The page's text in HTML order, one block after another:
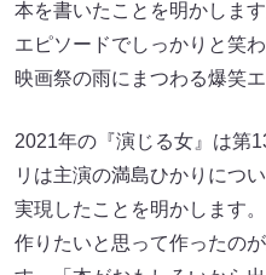
本を書いたことを明かしま
エピソードでしっかりと笑
映画祭の雨にまつわる爆笑
2021年の『演じる女』は第
リは主演の満島ひかりにつ
実現したことを明かします
作りたいと思って作ったの